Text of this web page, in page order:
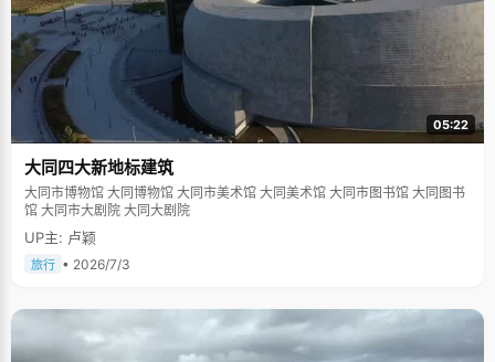
05:22
大同四大新地标建筑
大同市博物馆 大同博物馆 大同市美术馆 大同美术馆 大同市图书馆 大同图书
馆 大同市大剧院 大同大剧院
UP主: 卢颖
旅行 • 2026/7/3